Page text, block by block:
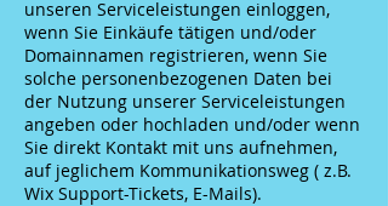
unseren Serviceleistungen einloggen,
wenn Sie Einkäufe tätigen und/oder
Domainnamen registrieren, wenn Sie
solche personenbezogenen Daten bei
der Nutzung unserer Serviceleistungen
angeben oder hochladen und/oder wenn
Sie direkt Kontakt mit uns aufnehmen,
auf jeglichem Kommunikationsweg ( z.B.
Wix Support-Tickets, E-Mails).